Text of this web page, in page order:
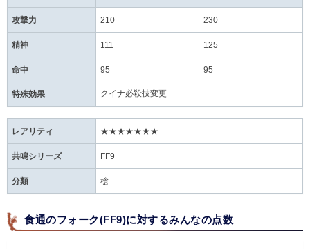
攻撃力 210 230
精神 111 125
命中 95 95
特殊効果 クイナ必殺技変更
レアリティ ★★★★★★★
共鳴シリーズ FF9
分類 槍
食通のフォーク(FF9)に対するみんなの点数